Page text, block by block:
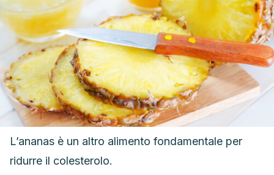
L’ananas è un altro alimento fondamentale per
ridurre il colesterolo.